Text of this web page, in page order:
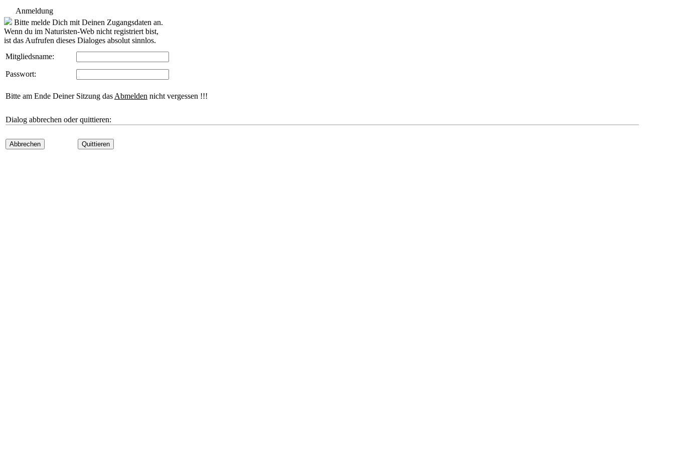
Anmeldung
Bitte melde Dich mit Deinen Zugangsdaten an.
Wenn du im Naturisten-Web nicht registriert bist,
ist das Aufrufen dieses Dialoges absolut sinnlos.
Mitgliedsname:
Passwort:
Bitte am Ende Deiner Sitzung das Abmelden nicht vergessen !!!
Dialog abbrechen oder quittieren:
Abbrechen Quittieren